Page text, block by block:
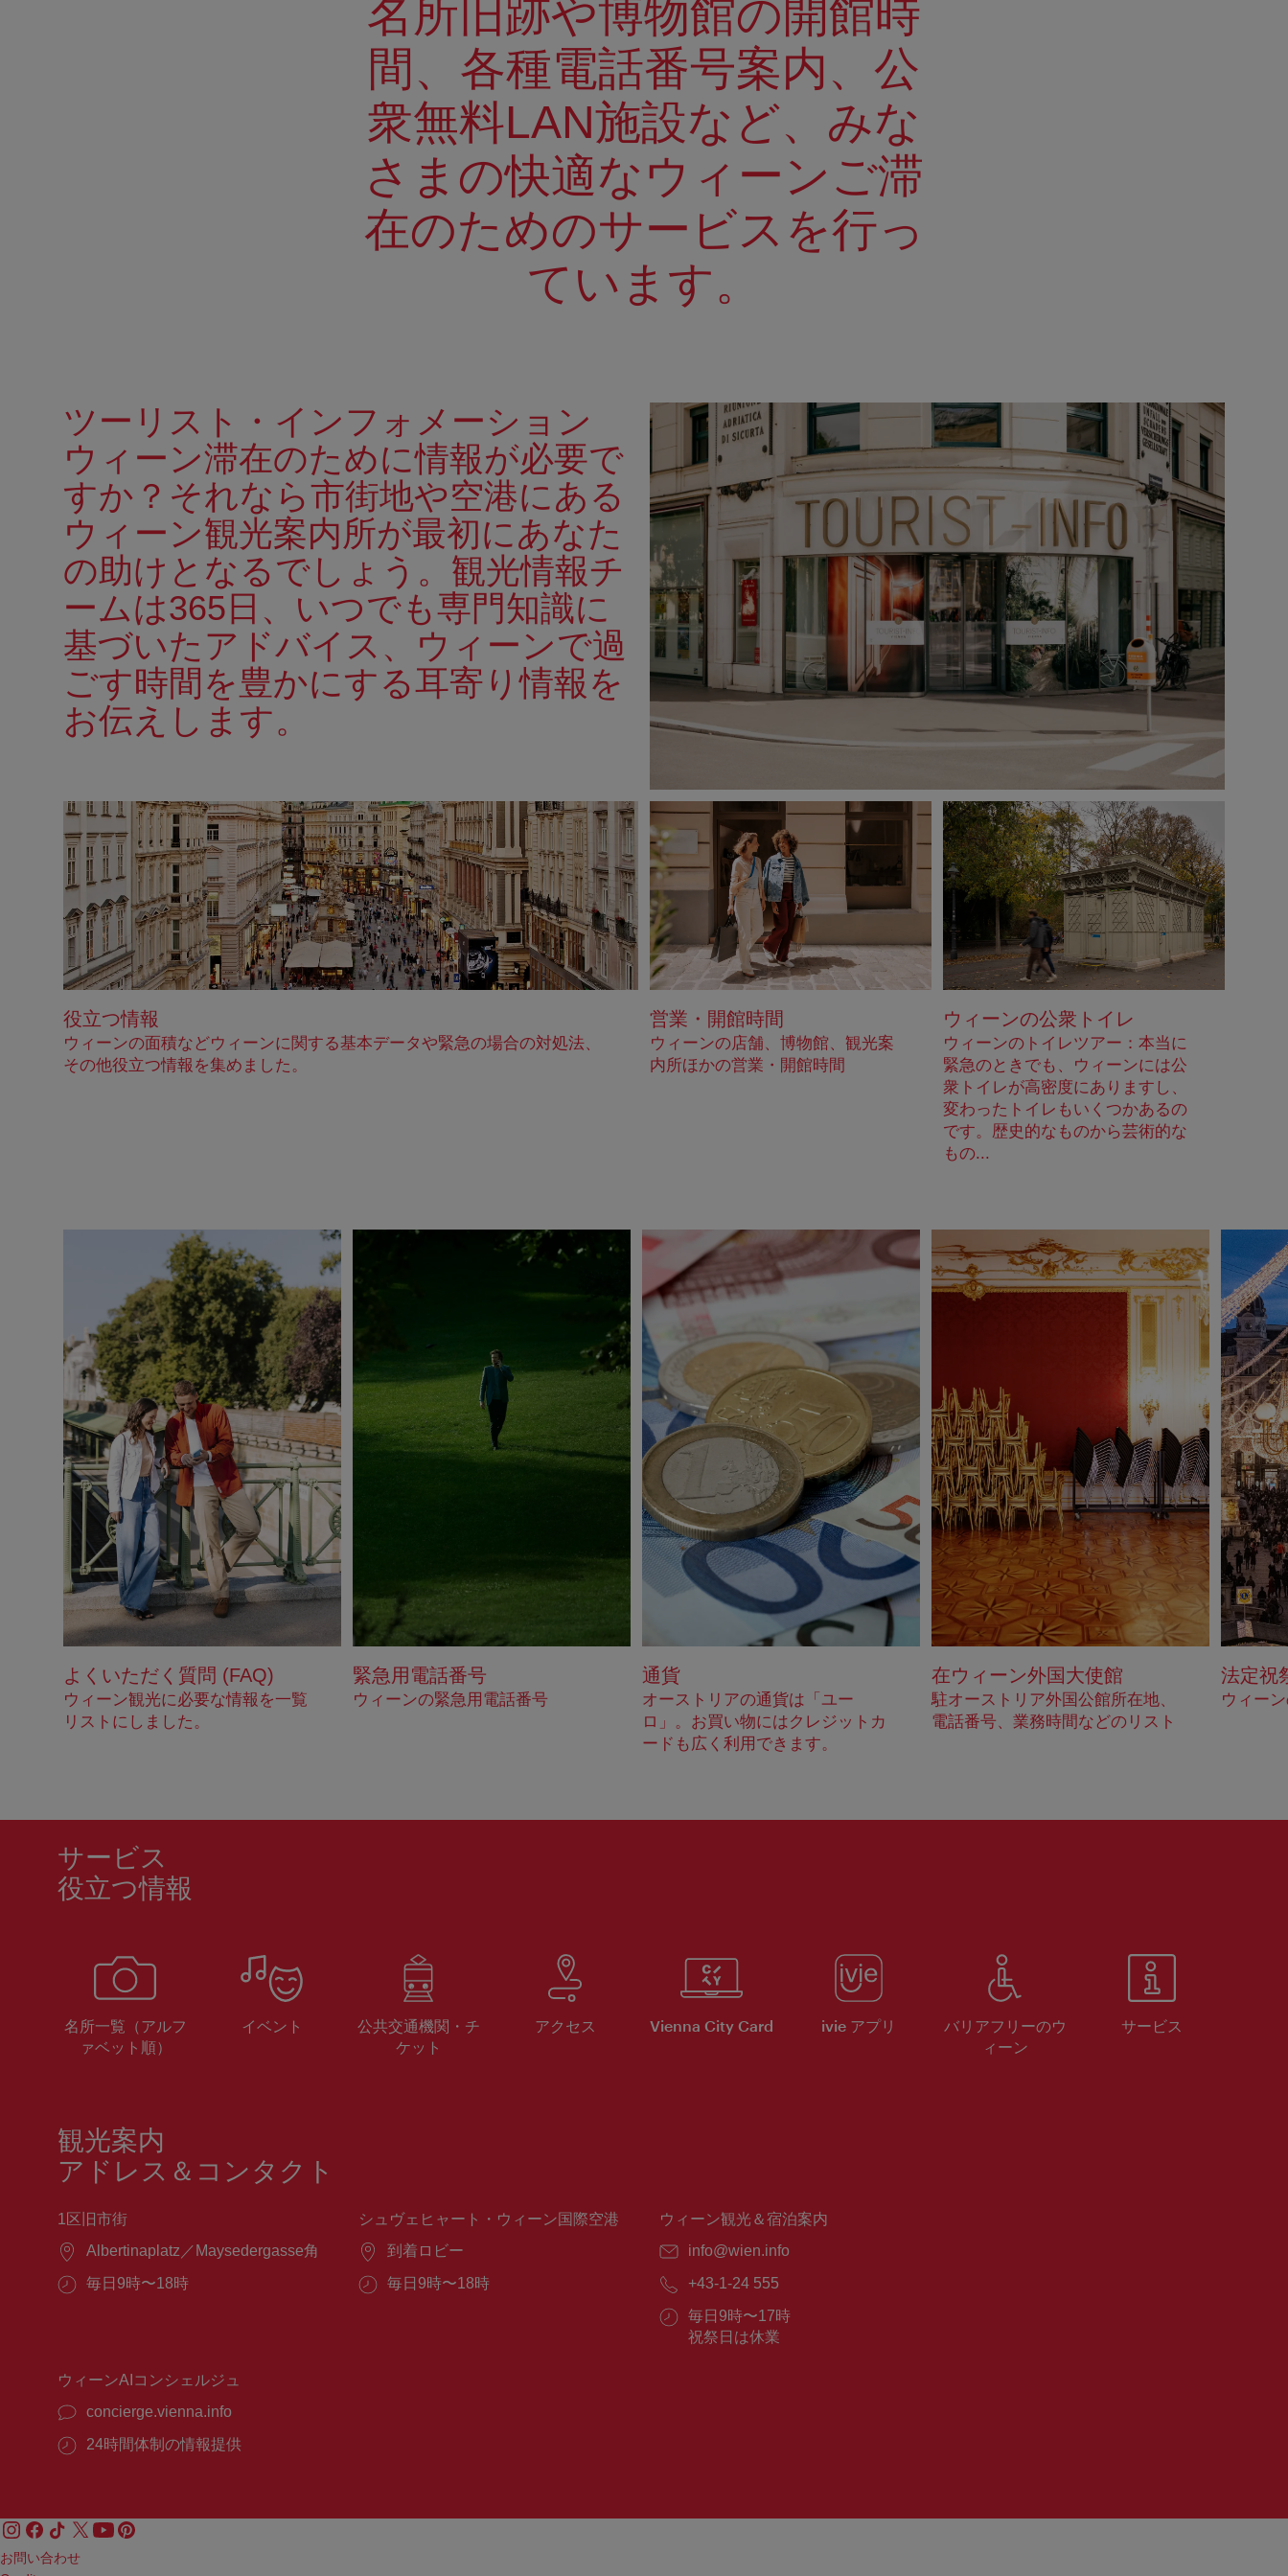
名所旧跡や博物館の開館時
間、各種電話番号案内、公
衆無料LAN施設など、みな
さまの快適なウィーンご滞
在のためのサービスを行っ
ています。
ツーリスト・インフォメーション
ウィーン滞在のために情報が必要で
すか？それなら市街地や空港にある
ウィーン観光案内所が最初にあなた
の助けとなるでしょう。観光情報チ
ームは365日、いつでも専門知識に
基づいたアドバイス、ウィーンで過
ごす時間を豊かにする耳寄り情報を
お伝えします。
役立つ情報
ウィーンの面積などウィーンに関する基本データや緊急の場合の対処法、
その他役立つ情報を集めました。
営業・開館時間
ウィーンの店舗、博物館、観光案
内所ほかの営業・開館時間
ウィーンの公衆トイレ
ウィーンのトイレツアー：本当に
緊急のときでも、ウィーンには公
衆トイレが高密度にありますし、
変わったトイレもいくつかあるの
です。歴史的なものから芸術的な
もの...
よくいただく質問 (FAQ)
ウィーン観光に必要な情報を一覧
リストにしました。
緊急用電話番号
ウィーンの緊急用電話番号
通貨
オーストリアの通貨は「ユー
ロ」。お買い物にはクレジットカ
ードも広く利用できます。
在ウィーン外国大使館
駐オーストリア外国公館所在地、
電話番号、業務時間などのリスト
法定祝
ウィー
サービス
役立つ情報
名所一覧（アルフ
ァベット順）
イベント
公共交通機関・チ
ケット
アクセス Vienna City Card ivie アプリ
バリアフリーのウ
ィーン
サービス
観光案内
アドレス＆コンタクト
1区旧市街
場
Albertinaplatz／Maysedergasse角
営
毎日9時〜18時
シュヴェヒャート・ウィーン国際空港
場
到着ロビー
営
毎日9時〜18時
ウィーン観光＆宿泊案内
E
ー
ル：
info@wien.info
電
番
号：
+43-1-24 555
営
業
毎日9時〜17時
祝祭日は休業
ウィーンAIコンシェルジュ
concierge.vienna.info
24時間体制の情報提供
お問い合わせ